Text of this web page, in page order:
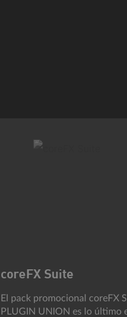
coreFX Suite
El pack promocional coreFX
PLUGIN UNION es lo último